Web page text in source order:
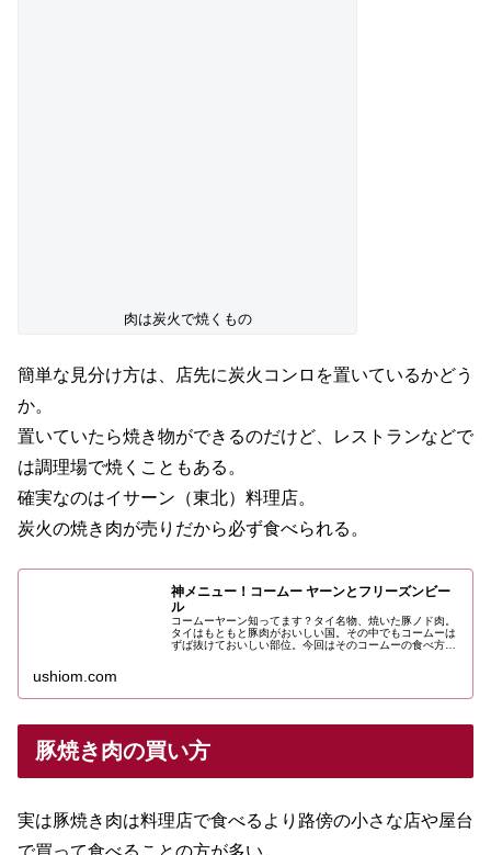
は調理場で焼くこともある。
確実なのはイサーン（東北）料理店。
炭火の焼き肉が売りだから必ず食べられる。
神メニュー！コームー ヤーンとフリーズンビー
コームーヤーン知ってます？タイ名物、焼いた豚ノド肉。
タイはもともと豚肉がおいしい国。その中でもコームーは
イ風焼き肉のタレのレシピつき。
豚焼き肉の買い方
実は豚焼き肉は料理店で食べるより路傍の小さな店や屋台
で買って食べることの方が多い。
この手の店は上にも書いたように店先に炭火コンロを置い
ているのですぐにわかる。
買い方は100ｇ（キード）単位。